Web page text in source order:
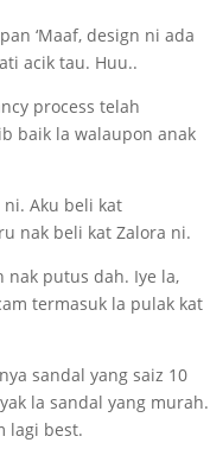
‘Maaf, design ni ada
acik tau. Huu..
process telah
baik la walaupon anak
Aku beli kat
nak beli kat Zalora ni.
nak putus dah. Iye la,
termasuk la pulak kat
sandal yang saiz 10
la sandal yang murah.
lagi best.